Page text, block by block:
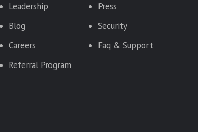
Leadership
Press
Blog
Security
Careers
Faq & Support
Referral Program